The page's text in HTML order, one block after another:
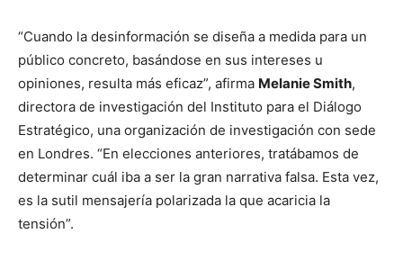
“Cuando la desinformación se diseña a medida para un
público concreto, basándose en sus intereses u
opiniones, resulta más eficaz”, afirma Melanie Smith,
directora de investigación del Instituto para el Diálogo
Estratégico, una organización de investigación con sede
en Londres. “En elecciones anteriores, tratábamos de
determinar cuál iba a ser la gran narrativa falsa. Esta vez,
es la sutil mensajería polarizada la que acaricia la
tensión”.